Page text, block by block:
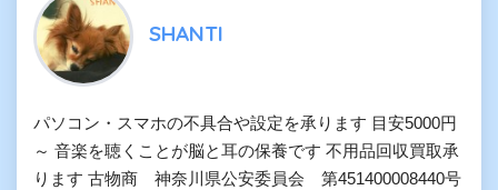
SHANTI
パソコン・スマホの不具合や設定を承ります 目安5000円
～ 音楽を聴くことが脳と耳の保養です 不用品回収買取承
ります 古物商 神奈川県公安委員会 第451400008440号